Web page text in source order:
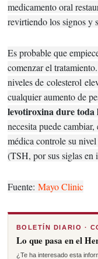
medicamento oral
revirtiendo los signos y
Es probable que
comenzar el
niveles decolesterol
cualquier aumento de
levotiroxina dure toda
necesita puede
médica controle su
(TSH, por sus siglas en
Fuente: Mayo Clinic
BOLETÍN DIARIO ·
Lo que pasa en el
¿Te ha interesado esta